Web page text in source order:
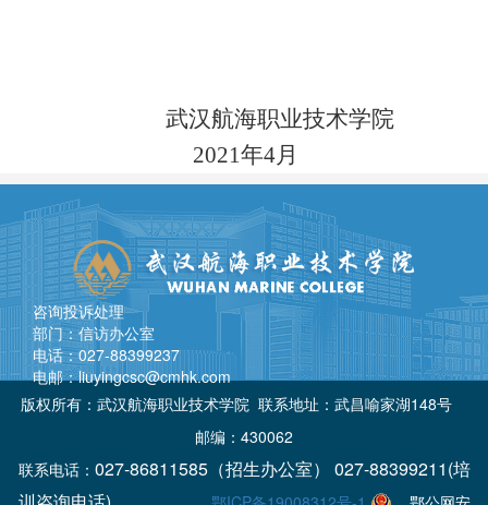
武汉航海职业技术学院
2021年4月
咨询投诉处理
部门：信访办公室
电话：027-88399237
电邮：liuyingcsc@cmhk.com
版权所有：武汉航海职业技术学院 联系地址：武昌喻家湖148号
邮编：430062
联系电话： 027-86811585（招生办公室） 027-88399211(培